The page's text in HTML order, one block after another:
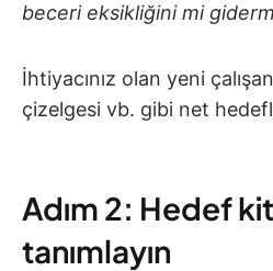
beceri eksikliğini mi
İhtiyacınız olan yeni
çizelgesi vb. gibi net
Adım 2: Hedef
tanımlayın